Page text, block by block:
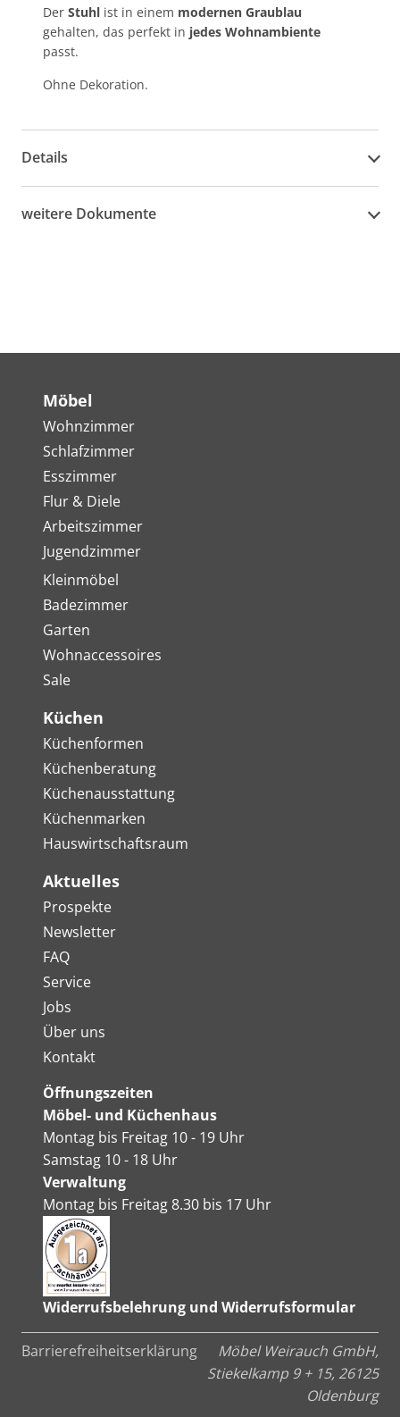
Der Stuhl ist in einem modernen Graublau
gehalten, das perfekt in jedes Wohnambiente
passt.
Ohne Dekoration.
Details
weitere Dokumente
Möbel
Wohnzimmer
Schlafzimmer
Esszimmer
Flur & Diele
Arbeitszimmer
Jugendzimmer
Kleinmöbel
Badezimmer
Garten
Wohnaccessoires
Sale
Küchen
Küchenformen
Küchenberatung
Küchenausstattung
Küchenmarken
Hauswirtschaftsraum
Aktuelles
Prospekte
Newsletter
FAQ
Service
Jobs
Über uns
Kontakt
Öffnungszeiten
Möbel- und Küchenhaus
Montag bis Freitag 10 - 19 Uhr
Samstag 10 - 18 Uhr
Verwaltung
Montag bis Freitag 8.30 bis 17 Uhr
Widerrufsbelehrung und Widerrufsformular
Barrierefreiheitserklärung
Möbel Weirauch GmbH,
Stiekelkamp 9 + 15, 26125
Oldenburg